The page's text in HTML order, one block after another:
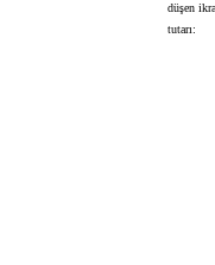
düşen
tutarı: